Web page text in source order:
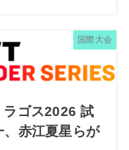
国際大会
ラゴス2026 試
赤江夏星らが